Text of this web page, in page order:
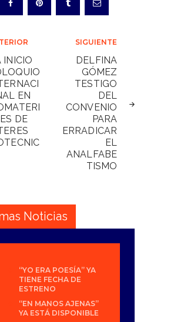
INICIO
EN
DE
SIGUIENTE
DELFINA
GÓMEZ
TESTIGO
DEL
CONVENIO
PARA
ERRADICAR
EL
ANALFABE
TISMO
Noticias
“YO ERA POESÍA” YA
TIENE FECHA DE
ESTRENO
“EN MANOS AJENAS”
YA ESTÁ DISPONIBLE